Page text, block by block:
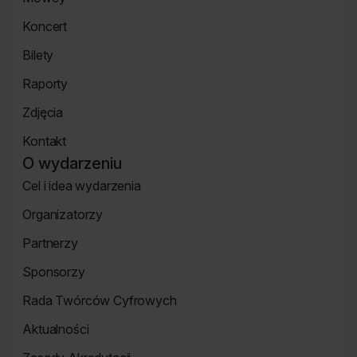
mówcy
Koncert
Bilety
Bilety
Raporty
Zdjęcia
Kontakt
Strona
Kontakt
O wydarzeniu
Cel i idea wydarzenia
o
Organizatorzy
Organizatorzy
Partnerzy
Partnerzy
Sponsorzy
Sponsorzy
Rada Twórców Cyfrowych
Twórców
Aktualności